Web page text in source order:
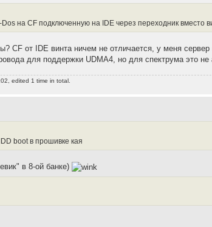
Dos на CF подключенную на IDE через переходник вместо
CF от IDE винта ничем не отличается, у меня
для поддержки UDMA4, но для спектрума это не
edited 1 time in total.
boot в прошивке кая
в 8-ой банке)